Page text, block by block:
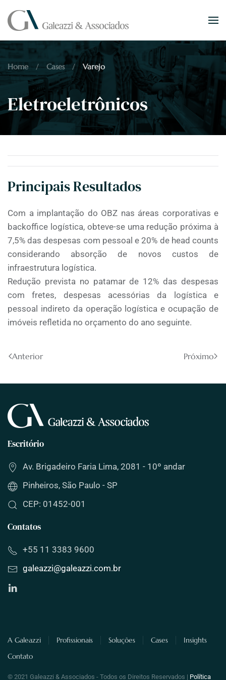
Skip to main content
Home Cases Varejo
Eletroeletrônicos
Principais Resultados
Com a implantação do OBZ nas áreas corporativas e
backoffice logística, obteve-se uma redução próxima à
7,5% das despesas com pessoal e 20% de head counts
considerando absorção de novos custos de
infraestrutura logística.
Redução prevista no patamar de 12% das despesas
com fretes, despesas acessórias da logística e
pessoal indireto da operação logística e ocupação de
imóveis refletida no orçamento do ano seguinte.
Anterior Próximo
Escritório
Av. Brigadeiro Faria Lima, 2081 - 10º andar
Pinheiros, São Paulo - SP
CEP: 01452-001
Contatos
+55 11 3383 9600
galeazzi@galeazzi.com.br
A Galeazzi Profissionais Soluções Cases
Insights
Contato
© 2021 Galeazzi & Associados - Todos os Direitos Reservados | Política